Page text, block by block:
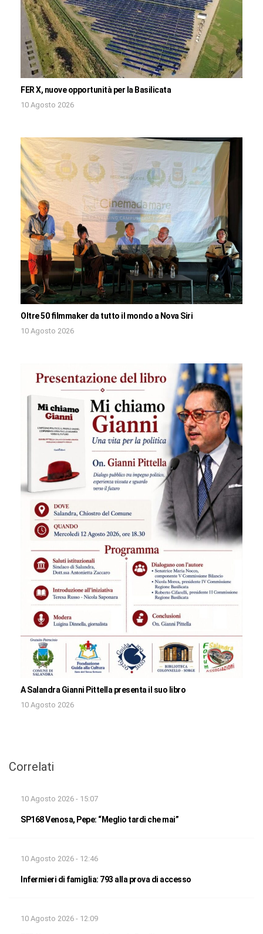
FER X, nuove opportunità per la Basilicata
10 Agosto 2026
Oltre 50 filmmaker da tutto il mondo a Nova Siri
10 Agosto 2026
A Salandra Gianni Pittella presenta il suo libro
10 Agosto 2026
Correlati
10 Agosto 2026 - 15:07
SP168 Venosa, Pepe: “Meglio tardi che mai”
10 Agosto 2026 - 12:46
Infermieri di famiglia: 793 alla prova di accesso
10 Agosto 2026 - 12:09